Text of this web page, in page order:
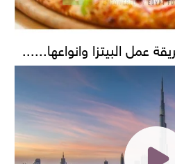
عمل البيتزا وانواعها......